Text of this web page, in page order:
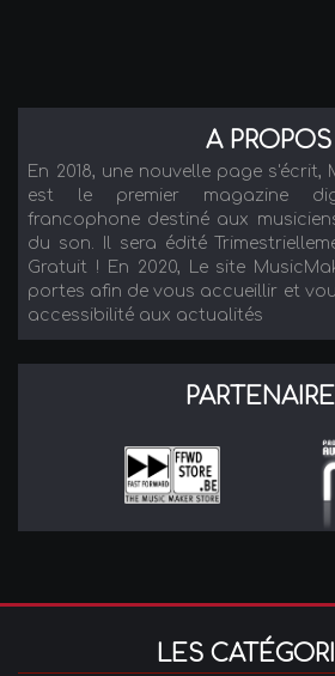
A PROPOS
En 2018, une nouvelle page s'écrit,
est le premier magazine
francophone destiné aux
du son. Il sera édité
Gratuit ! En 2020, Le site
portes afin de vous accueillir et
accessibilité aux actualités
LES